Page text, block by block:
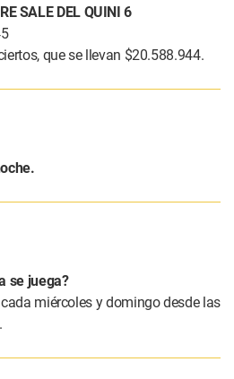
SALE DEL QUINI 6
que se llevan $20.588.944.
se juega?
miércoles y domingo desde las